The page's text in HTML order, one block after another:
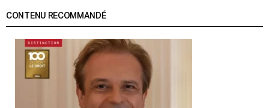
CONTENU RECOMMANDÉ